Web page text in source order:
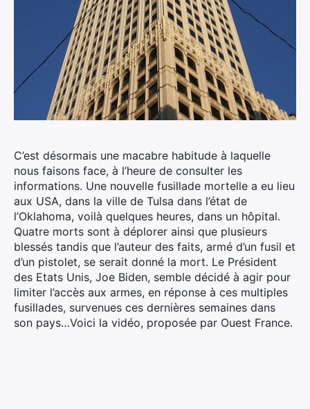
C’est désormais une macabre habitude à laquelle
nous faisons face, à l’heure de consulter les
informations. Une nouvelle fusillade mortelle a eu lieu
aux USA, dans la ville de Tulsa dans l’état de
l’Oklahoma, voilà quelques heures, dans un hôpital.
Quatre morts sont à déplorer ainsi que plusieurs
blessés tandis que l’auteur des faits, armé d’un fusil et
d’un pistolet, se serait donné la mort. Le Président
des Etats Unis, Joe Biden, semble décidé à agir pour
limiter l’accès aux armes, en réponse à ces multiples
fusillades, survenues ces dernières semaines dans
son pays…Voici la vidéo, proposée par Ouest France.